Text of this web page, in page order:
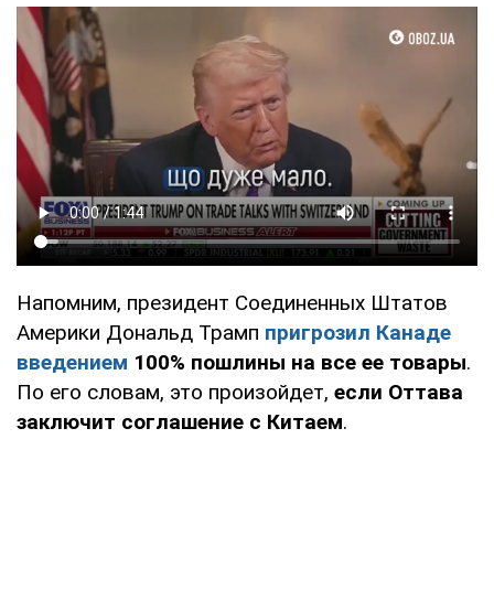
Напомним, президент Соединенных Штатов
Америки Дональд Трамп пригрозил Канаде
введением 100% пошлины на все ее товары.
По его словам, это произойдет, если Оттава
заключит соглашение с Китаем.